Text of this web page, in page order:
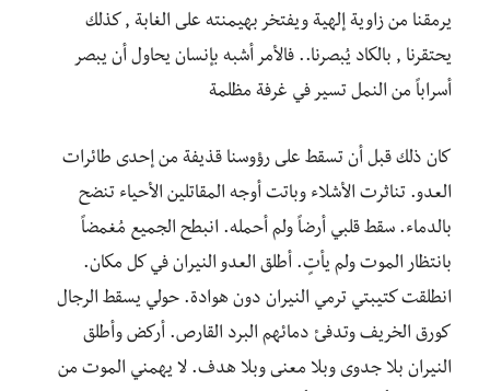
يرمقنا من زاوية إلهية ويفتخر بهيمنته على الغابة , كذلك
يحتقرنا , بالكاد يُبصرنا.. فالأمر أشبه بإنسان يحاول أن يبصر
أسراباً من النمل تسير في غرفة مظلمة
كان ذلك قبل أن تسقط على رؤوسنا قذيفة من إحدى طائرات
العدو. تناثرت الأشلاء وباتت أوجه المقاتلين الأحياء تنضح
بالدماء. سقط قلبي أرضاً ولم أحمله. انبطح الجميع مُغمضاً
بانتظار الموت ولم يأتٍ. أطلق العدو النيران في كل مكان.
انطلقت كتيبتي ترمي النيران دون هوادة. حولي يسقط الرجال
كورق الخريف وتدفئ دمائهم البرد القارص. أركض وأطلق
النيران بلا جدوى وبلا معنى وبلا هدف. لا يهمني الموت من